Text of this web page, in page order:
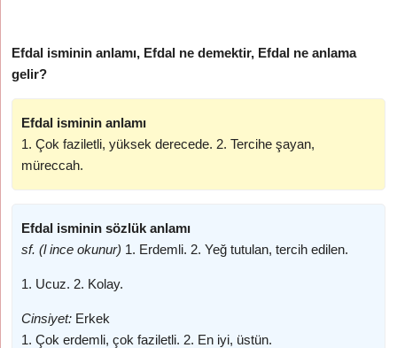
Efdal isminin anlamı, Efdal ne demektir, Efdal ne anlama
gelir?
Efdal isminin anlamı
1. Çok faziletli, yüksek derecede. 2. Tercihe şayan,
müreccah.
Efdal isminin sözlük anlamı
sf. (l ince okunur) 1. Erdemli. 2. Yeğ tutulan, tercih edilen.
1. Ucuz. 2. Kolay.
Cinsiyet: Erkek
1. Çok erdemli, çok faziletli. 2. En iyi, üstün.